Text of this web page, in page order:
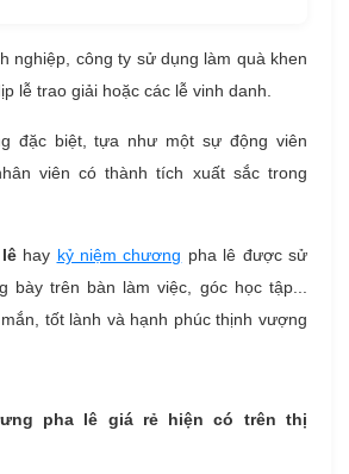
nghiệp, công ty sử dụng làm quà khen
lễ trao giải hoặc các lễ vinh danh.
đặc biệt, tựa như một sự động viên
viên có thành tích xuất sắc trong
hay kỷ niệm chương pha lê được sử
bày trên bàn làm việc, góc học tập...
tốt lành và hạnh phúc thịnh vượng
pha lê giá rẻ hiện có trên thị